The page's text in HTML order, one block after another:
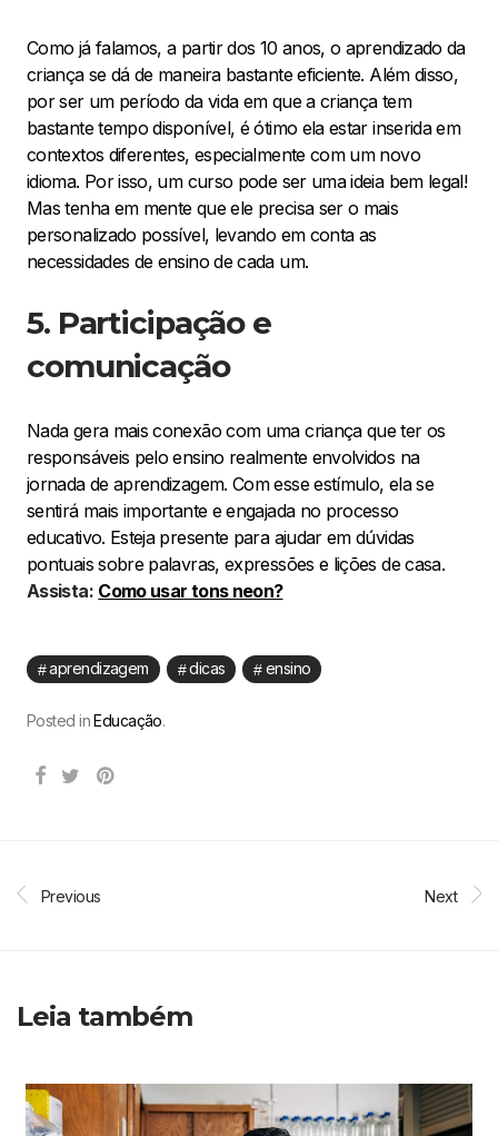
Como já falamos, a partir dos 10 anos, o aprendizado da
criança se dá de maneira bastante eficiente. Além disso,
por ser um período da vida em que a criança tem
bastante tempo disponível, é ótimo ela estar inserida em
contextos diferentes, especialmente com um novo
idioma. Por isso, um curso pode ser uma ideia bem legal!
Mas tenha em mente que ele precisa ser o mais
personalizado possível, levando em conta as
necessidades de ensino de cada um.
5. Participação e
comunicação
Nada gera mais conexão com uma criança que ter os
responsáveis pelo ensino realmente envolvidos na
jornada de aprendizagem. Com esse estímulo, ela se
sentirá mais importante e engajada no processo
educativo. Esteja presente para ajudar em dúvidas
pontuais sobre palavras, expressões e lições de casa.
Assista: Como usar tons neon?
aprendizagem dicas ensino
Posted inEducação.
Previous Next
Leia também